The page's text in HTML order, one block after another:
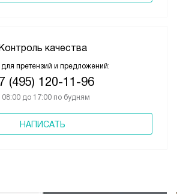
Контроль качества
претензий и предложений:
(495) 120-11-96
08:00 до 17:00 по будням
НАПИСАТЬ